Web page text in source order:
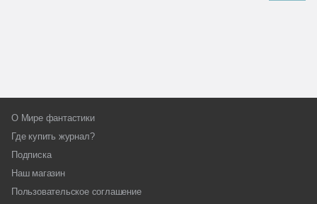
О Мире фантастики
Где купить журнал?
Подписка
Наш магазин
Пользовательское соглашение